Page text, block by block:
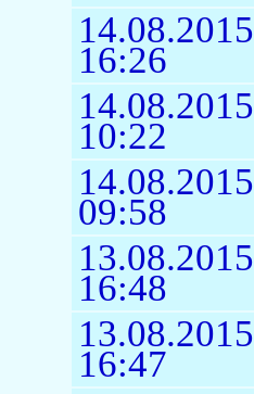
14.08.2015
16:26
14.08.2015
10:22
14.08.2015
09:58
13.08.2015
16:48
13.08.2015
16:47